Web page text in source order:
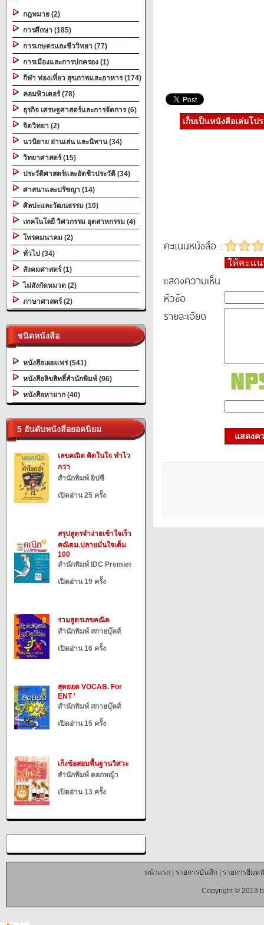
กฎหมาย (2)
การศึกษา (185)
การเกษตรและชีววิทยา (77)
การเมืองและการปกครอง (1)
กีฬา ท่องเที่ยว สุขภาพและอาหาร (174)
คอมพิวเตอร์ (78)
ธุรกิจ เศรษฐศาสตร์และการจัดการ (6)
จิตวิทยา (2)
นวนิยาย อ่านเล่น และนิทาน (34)
วิทยาศาสตร์ (15)
ประวัติศาสตร์และอัตชีวประวัติ (34)
ศาสนาและปรัชญา (14)
ศิลปะและวัฒนธรรม (10)
เทคโนโลยี วิศวกรรม อุตสาหกรรม (4)
โทรคมนาคม (2)
ทั่วไป (34)
สังคมศาสตร์ (1)
ไม่สังกัดหมวด (2)
ภาษาศาสตร์ (2)
ชนิดหนังสือ
หนังสือเผยแพร่ (541)
หนังสือลิขสิทธิ์สำนักพิมพ์ (96)
หนังสือหายาก (40)
5 อันดับหนังสือยอดนิยม
เลขคณิต คิดในใจ ทำไว
กว่า
สำนักพิมพ์ ยิปซี
เปิดอ่าน 25 ครั้ง
สรุปสูตรจำง่ายเข้าใจเร็ว
คณิตม.ปลายมั่นใจเต็ม
100
สำนักพิมพ์ IDC Premier
เปิดอ่าน 19 ครั้ง
รวมสูตรเลขคณิต
สำนักพิมพ์ สกายบุ๊คส์
เปิดอ่าน 16 ครั้ง
สุดยอด VOCAB. For
ENT '
สำนักพิมพ์ สกายบุ๊คส์
เปิดอ่าน 15 ครั้ง
เก็งข้อสอบพื้นฐานวิศวะ
สำนักพิมพ์ ดอกหญ้า
เปิดอ่าน 13 ครั้ง
เก็บเป็นหนังสือเล่มโป
คะแนนหนังสือ :
ให้คะแ
แสดงความเห็น
หัวข้อ
รายละเอียด
แสดงค
หน้าแรก| รายการบันทึก| รายการยืมห
Copyright © 2013